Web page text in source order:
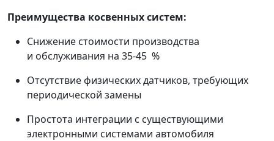
Преимущества косвенных систем:
Снижение стоимости производства
и обслуживания на 35-45 %
Отсутствие физических датчиков, требующих
периодической замены
Простота интеграции с существующими
электронными системами автомобиля